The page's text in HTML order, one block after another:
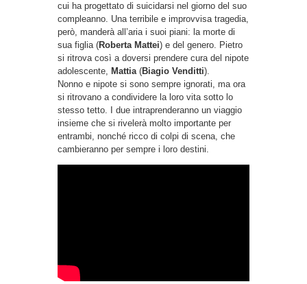
cui ha progettato di suicidarsi nel giorno del suo
compleanno. Una terribile e improvvisa tragedia,
però, manderà all’aria i suoi piani: la morte di
sua figlia (Roberta Mattei) e del genero. Pietro
si ritrova così a doversi prendere cura del nipote
adolescente, Mattia (Biagio Venditti).
Nonno e nipote si sono sempre ignorati, ma ora
si ritrovano a condividere la loro vita sotto lo
stesso tetto. I due intraprenderanno un viaggio
insieme che si rivelerà molto importante per
entrambi, nonché ricco di colpi di scena, che
cambieranno per sempre i loro destini.